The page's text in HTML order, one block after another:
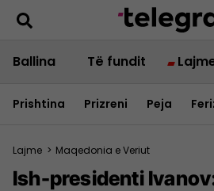
Ballina Të fundit
Prishtina Prizreni Peja
Lajme > Maqedonia e Veriut
Ish-presidenti